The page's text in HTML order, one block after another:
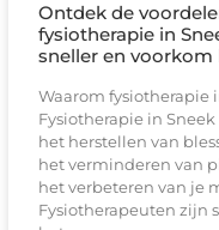
Ontdek de
fysiotherapie in
sneller en voorkom
Waarom fysiotherapie
Fysiotherapie in
het herstellen van
het verminderen van
het verbeteren van je
Fysiotherapeuten zijn